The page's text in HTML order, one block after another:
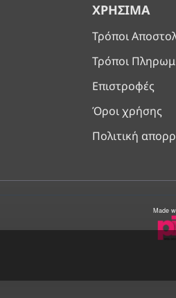
ΧΡΉΣΙΜΑ
Τρόποι
Τρόποι
Επιστροφές
Όροι χρήσης
Πολιτική
Made